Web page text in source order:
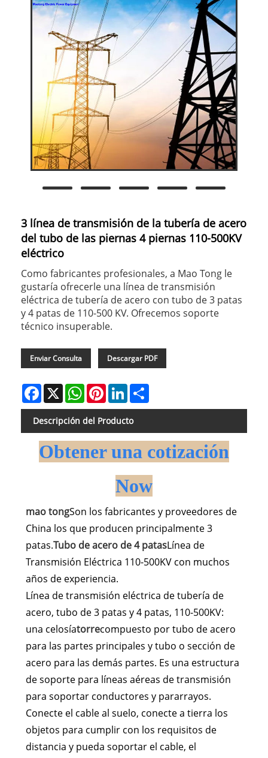
3 línea de transmisión de la tubería de acero
del tubo de las piernas 4 piernas 110-500KV
eléctrico
Como fabricantes profesionales, a Mao Tong le
gustaría ofrecerle una línea de transmisión
eléctrica de tubería de acero con tubo de 3 patas
y 4 patas de 110-500 KV. Ofrecemos soporte
técnico insuperable.
Enviar Consulta Descargar PDF
Facebook
X WhatsAppPinterestLinkedIn
Descripción del Producto
Obtener una cotización
Now
mao tongSon los fabricantes y proveedores de
China los que producen principalmente 3
patas.Tubo de acero de 4 patasLínea de
Transmisión Eléctrica 110-500KV con muchos
años de experiencia.
Línea de transmisión eléctrica de tubería de
acero, tubo de 3 patas y 4 patas, 110-500KV:
una celosíatorrecompuesto por tubo de acero
para las partes principales y tubo o sección de
acero para las demás partes. Es una estructura
de soporte para líneas aéreas de transmisión
para soportar conductores y pararrayos.
Conecte el cable al suelo, conecte a tierra los
objetos para cumplir con los requisitos de
distancia y pueda soportar el cable, el